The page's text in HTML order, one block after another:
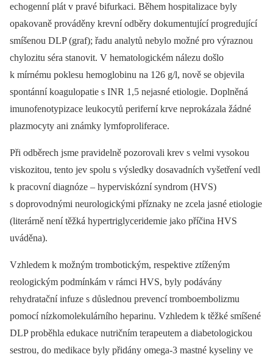
echogenní plát v pravé bifurkaci. Během hospitalizace byly
opakovaně prováděny krevní odběry dokumentující progredující
smíšenou DLP (graf); řadu analytů nebylo možné pro výraznou
chylozitu séra stanovit. V hema­tologickém nálezu došlo
k mírnému poklesu hemoglobinu na 126 g/l, nově se objevila
spontánní koagulopatie s INR 1,5 nejasné etiologie. Doplněná
imunofenotypizace leukocytů periferní krve neprokázala žádné
plazmocyty ani známky lymfoproliferace.
Při odběrech jsme pravidelně pozorovali krev s velmi vysokou
viskozitou, tento jev spolu s výsledky dosavadních vyšetření vedl
k pracovní diagnóze –⁠ hyperviskózní syndrom (HVS)
s doprovodnými neurologickými příznaky ne zcela jasné etiologie
(literárně není těžká hypertriglyceridemie jako příčina HVS
uváděna).
Vzhledem k možným trombotickým, respektive ztíženým
reologickým podmínkám v rámci HVS, byly podávány
rehydratační infuze s důslednou prevencí tromboembolizmu
pomocí nízkomolekulárního heparinu. Vzhledem k těžké smíšené
DLP proběhla edukace nutričním terapeutem a diabetologickou
sestrou, do medikace byly přidány omega-3 mastné kyseliny ve